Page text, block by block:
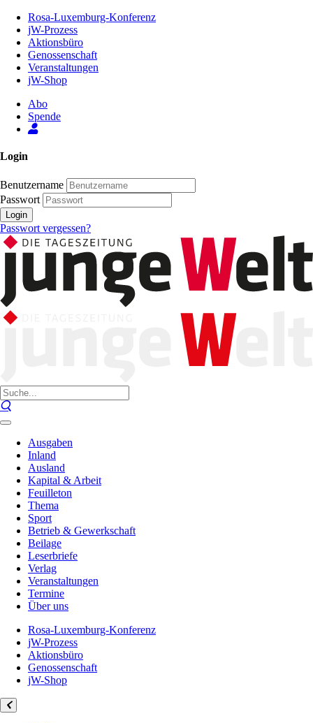
Inhalt
Seite
Rosa-Luxemburg-Konferenz
jW-Prozess
Aktionsbüro
Genossenschaft
Veranstaltungen
jW-Shop
Abo
Spende
Login
Benutzername
Passwort
Login
Passwort vergessen?
Ausgaben
Inland
Ausland
Kapital & Arbeit
Feuilleton
Thema
Sport
Betrieb & Gewerkschaft
Beilage
Leserbriefe
Verlag
Veranstaltungen
Termine
Über uns
Rosa-Luxemburg-Konferenz
jW-Prozess
Aktionsbüro
Genossenschaft
jW-Shop